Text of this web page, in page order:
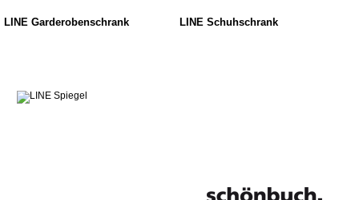
LINE Garderobenschrank LINE Schuhschrank